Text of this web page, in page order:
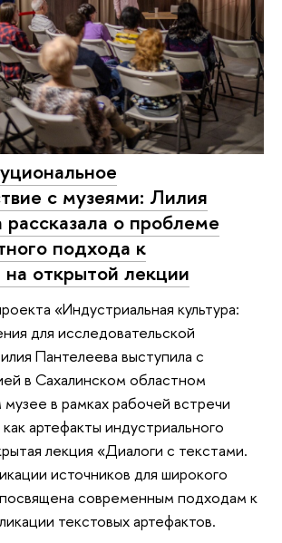
с музеями: Лилия
о проблеме
подхода к
открытой лекции
«Индустриальная культура:
для исследовательской
Пантелеева выступила с
в Сахалинском областном
в рамках рабочей встречи
артефакты индустриального
лекция «Диалоги с текстами.
источников для широкого
современным подходам к
текстовых артефактов.